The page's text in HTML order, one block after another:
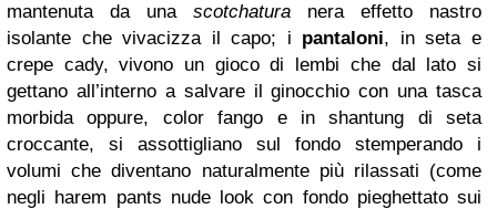
mantenuta da una scotchatura nera effetto nastro
isolante che vivacizza il capo; i pantaloni, in seta e
crepe cady, vivono un gioco di lembi che dal lato si
gettano all’interno a salvare il ginocchio con una tasca
morbida oppure, color fango e in shantung di seta
croccante, si assottigliano sul fondo stemperando i
volumi che diventano naturalmente più rilassati (come
negli harem pants nude look con fondo pieghettato sui